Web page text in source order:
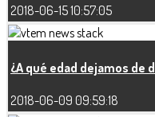
2018-06-15 10:57:05
¿A qué edad dejamos de
2018-06-09 09:59:18